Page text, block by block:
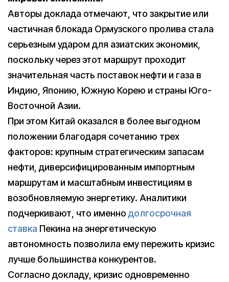
Авторы доклада отмечают, что закрытие или
частичная блокада Ормузского пролива стала
серьезным ударом для азиатских экономик,
поскольку через этот маршрут проходит
значительная часть поставок нефти и газа в
Индию, Японию, Южную Корею и страны Юго-
Восточной Азии.
При этом Китай оказался в более выгодном
положении благодаря сочетанию трех
факторов: крупным стратегическим запасам
нефти, диверсифицированным импортным
маршрутам и масштабным инвестициям в
возобновляемую энергетику. Аналитики
подчеркивают, что именно долгосрочная
ставка Пекина на энергетическую
автономность позволила ему пережить кризис
лучше большинства конкурентов.
Согласно докладу, кризис одновременно